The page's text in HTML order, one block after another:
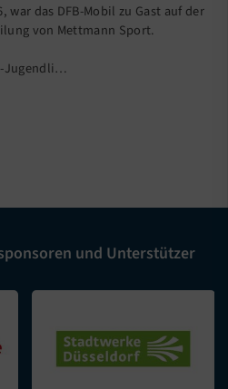
war das DFB-Mobil zu Gast auf der
von Mettmann Sport.
Jugendli…
und Unterstützer